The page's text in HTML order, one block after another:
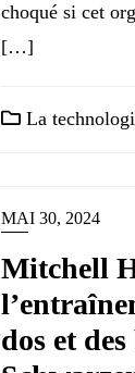
choqué si cet
[…]
La
MAI 30, 2024
Mitchell
dos et